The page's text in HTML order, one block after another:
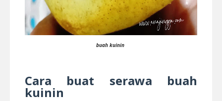
buah kuinin
Cara buat serawa buah
kuinin